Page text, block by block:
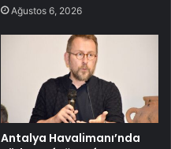
Ağustos 6, 2026
Antalya Havalimanı’nda